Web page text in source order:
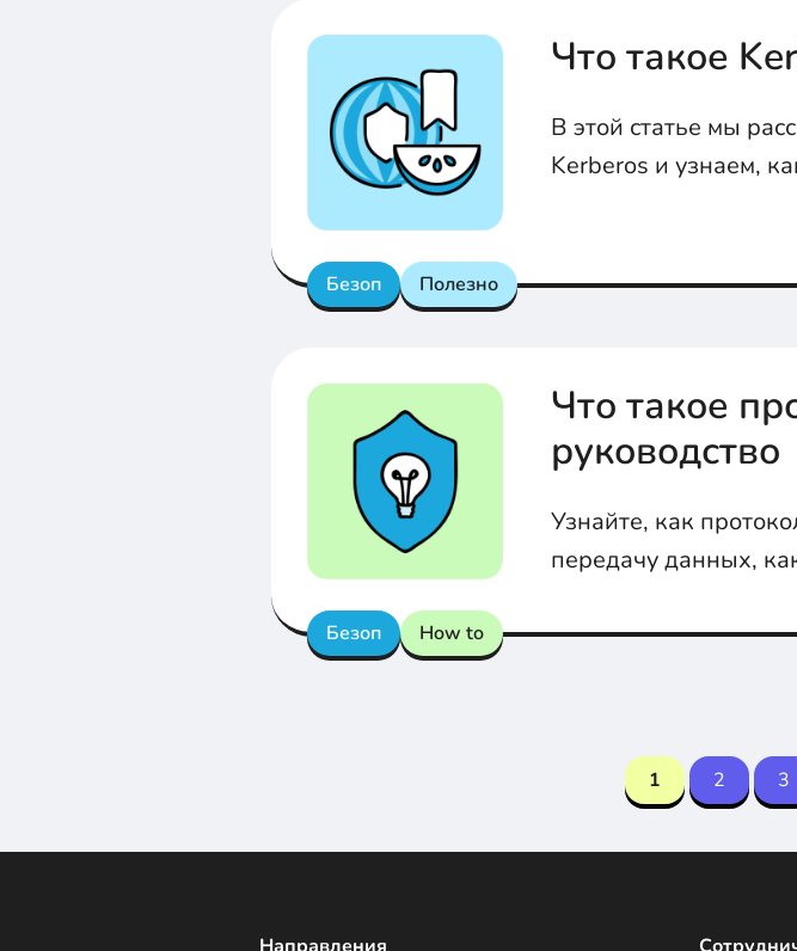
Безоп Полезно
Что такое
В этой статье мы
Kerberos и узнаем,
Безоп How to
Что такое
руководство
Узнайте, как
передачу данных,
ошибки и решения,
1 2 3